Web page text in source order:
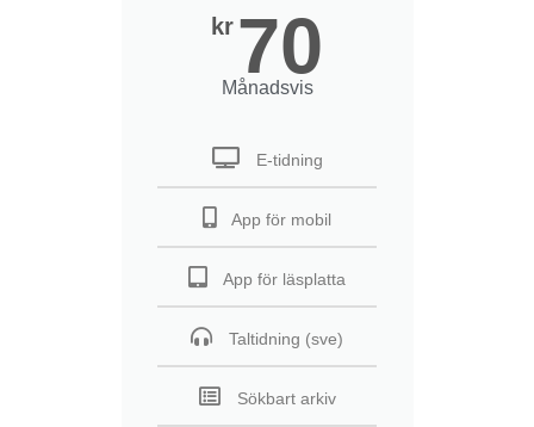
kr 70
Månadsvis
E-tidning
App för mobil
App för läsplatta
Taltidning (sve)
Sökbart arkiv